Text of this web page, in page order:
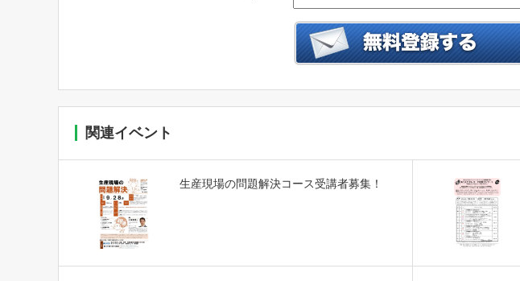
関連イベント
生産現場の問題解決コース受講者募集！